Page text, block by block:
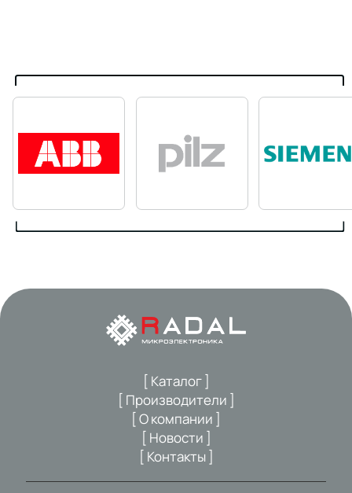
[ Каталог ]
[ Производители ]
[ О компании ]
[ Новости ]
[ Контакты ]